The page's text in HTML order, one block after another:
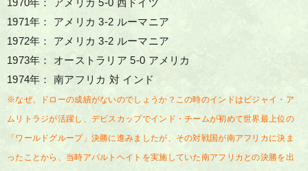
1970年： アメリカ 5-0 西ドイツ
1971年： アメリカ 3-2 ルーマニア
1972年： アメリカ 3-2 ルーマニア
1973年： オーストラリア 5-0 アメリカ
1974年： 南アフリカ 対 インド
※なぜ、ドローの成績がないのでしょうか？この時のインドはビジャイ・ア
ムリトラジが活躍し、デビスカップでインド・チームが初めて世界最上位の
「ワールドグループ」決勝に進みましたが、その対戦国が南アフリカに決ま
ったことから、当時アパルトヘイトを実施していた南アフリカとの決勝を出